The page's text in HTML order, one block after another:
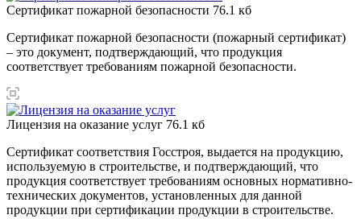
Сертификат пожарной безопасности 76.1 кб
Сертификат пожарной безопасности (пожарный сертификат)
– это документ, подтверждающий, что продукция
соответствует требованиям пожарной безопасности.
Лицензия на оказание услуг 76.1 кб
Сертификат соответствия Госстроя, выдается на продукцию,
используемую в строительстве, и подтверждающий, что
продукция соответствует требованиям основных нормативно-
технических документов, установленных для данной
продукции при сертификации продукции в строительстве.